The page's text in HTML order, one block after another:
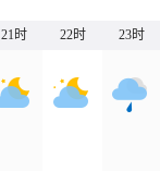
21时 22时 23时